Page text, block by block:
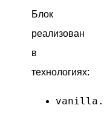
Блок
реализован
в
технологиях: